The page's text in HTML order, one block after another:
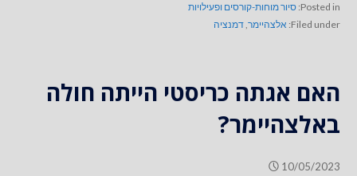
Posted in: סיור מוחות-קורסים ופעילויות
Filed under: אלצהיימר,דמנציה
האם אגתה כריסטי הייתה חולה
באלצהיימר?
10/05/2023